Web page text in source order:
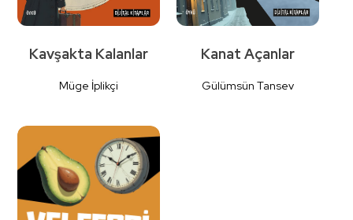
Detaylı
Kavşakta Kalanlar
Müge İplikçi
Kanat Açanlar
Gülümsün Tansev